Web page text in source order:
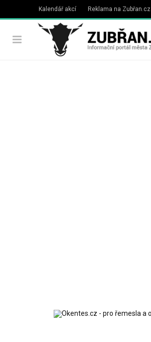
Kalendář akcí Reklama na Zubřan.cz